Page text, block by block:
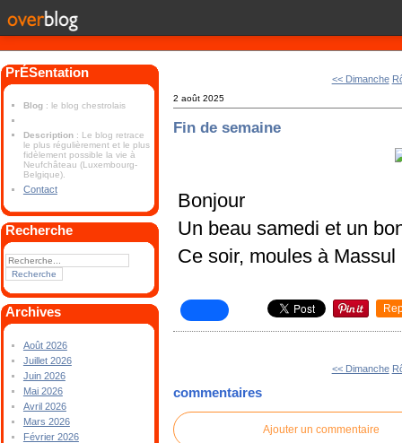
PrÉSentation
Blog : le blog chestrolais
Description : Le blog retrace
le plus régulièrement et le plus
fidèlement possible la vie à
Neufchâteau (Luxembourg-
Belgique).
Contact
Recherche
Archives
Août 2026
Juillet 2026
Juin 2026
Mai 2026
Avril 2026
Mars 2026
Février 2026
<< Dimanche
2 août 2025
Fin de semaine
Bonjour
Un beau samedi et un
Ce soir, moules à Massul
<< Dimanche
commentaires
Ajouter un commentaire